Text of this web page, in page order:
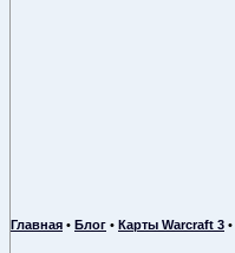
Главная • Блог • Карты Warcraft 3 •